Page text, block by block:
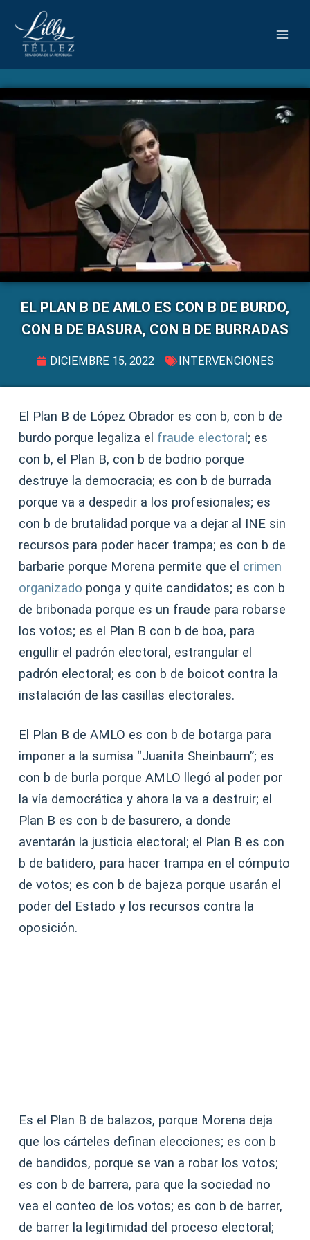
EL PLAN B DE AMLO ES CON B DE BURDO,
CON B DE BASURA, CON B DE BURRADAS
DICIEMBRE 15, 2022 INTERVENCIONES
El Plan B de López Obrador es con b, con b de
burdo porque legaliza el fraude electoral; es
con b, el Plan B, con b de bodrio porque
destruye la democracia; es con b de burrada
porque va a despedir a los profesionales; es
con b de brutalidad porque va a dejar al INE sin
recursos para poder hacer trampa; es con b de
barbarie porque Morena permite que el crimen
organizado ponga y quite candidatos; es con b
de bribonada porque es un fraude para robarse
los votos; es el Plan B con b de boa, para
engullir el padrón electoral, estrangular el
padrón electoral; es con b de boicot contra la
instalación de las casillas electorales.
El Plan B de AMLO es con b de botarga para
imponer a la sumisa “Juanita Sheinbaum”; es
con b de burla porque AMLO llegó al poder por
la vía democrática y ahora la va a destruir; el
Plan B es con b de basurero, a donde
aventarán la justicia electoral; el Plan B es con
b de batidero, para hacer trampa en el cómputo
de votos; es con b de bajeza porque usarán el
poder del Estado y los recursos contra la
oposición.
Es el Plan B de balazos, porque Morena deja
que los cárteles definan elecciones; es con b
de bandidos, porque se van a robar los votos;
es con b de barrera, para que la sociedad no
vea el conteo de los votos; es con b de barrer,
de barrer la legitimidad del proceso electoral;